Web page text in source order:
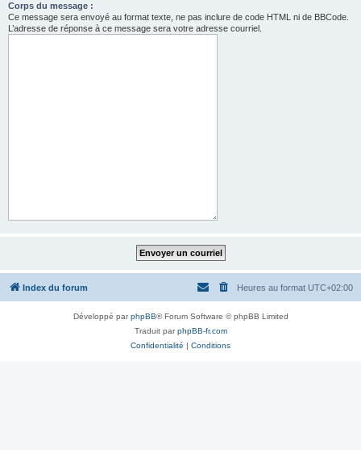
Corps du message :
Ce message sera envoyé au format texte, ne pas inclure de code HTML ni de BBCode.
L’adresse de réponse à ce message sera votre adresse courriel.
Index du forum Heures au format UTC+02:00
Développé parphpBB® Forum Software © phpBB Limited
Traduit parphpBB-fr.com
Confidentialité | Conditions